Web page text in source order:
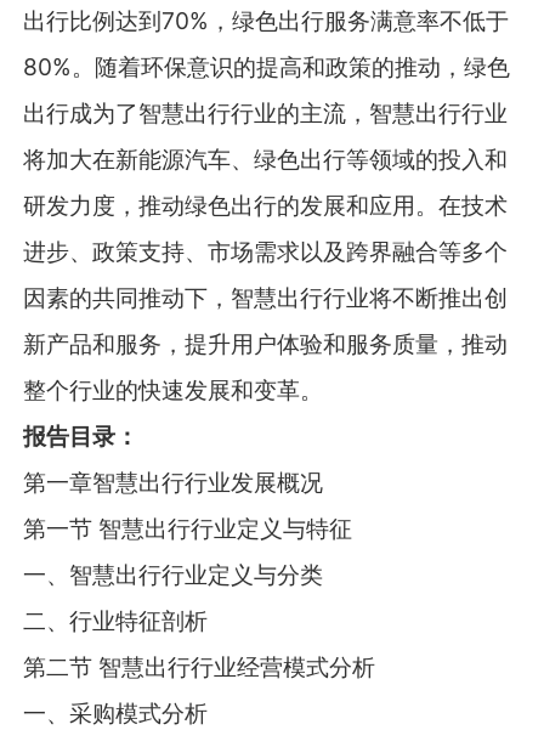
出行比例达到70%，绿色出行服务满意率不低于
80%。随着环保意识的提高和政策的推动，绿色
出行成为了智慧出行行业的主流，智慧出行行业
将加大在新能源汽车、绿色出行等领域的投入和
研发力度，推动绿色出行的发展和应用。在技术
进步、政策支持、市场需求以及跨界融合等多个
因素的共同推动下，智慧出行行业将不断推出创
新产品和服务，提升用户体验和服务质量，推动
整个行业的快速发展和变革。
报告目录：
第一章智慧出行行业发展概况
第一节 智慧出行行业定义与特征
一、智慧出行行业定义与分类
二、行业特征剖析
第二节 智慧出行行业经营模式分析
一、采购模式分析